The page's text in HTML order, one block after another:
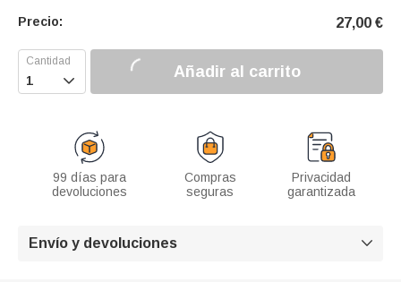
Precio: 27,00 €
 Añadir al carrito
99 días para
devoluciones
Compras
seguras
Privacidad
garantizada
Envío y devoluciones 